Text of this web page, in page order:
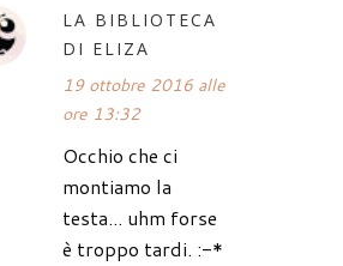
LA BIBLIOTECA
DI ELIZA
19 ottobre 2016 alle
ore 13:32
Occhio che ci
montiamo la
testa... uhm forse
è troppo tardi. :-*